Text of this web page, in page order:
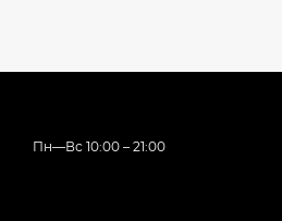
Пн—Вс 10:00 – 21:00